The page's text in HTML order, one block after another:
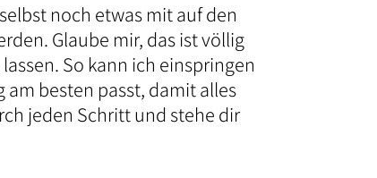
noch etwas mit auf den
Glaube mir, das ist völlig
So kann ich einspringen
am besten passt, damit alles
jeden Schritt und stehe dir